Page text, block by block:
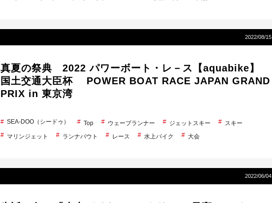
2022/08/15
真夏の祭典 2022 パワーボート・レ－ス【aquabike】
国土交通大臣杯 POWER BOAT RACE JAPAN GRAND
PRIX in 東京湾
SEA-DOO（シードゥ） Top ウェーブランナー ジェットスキー
スキー
マリンジェット
ランナバウト レース 水上バイク 大会
2022/06/04